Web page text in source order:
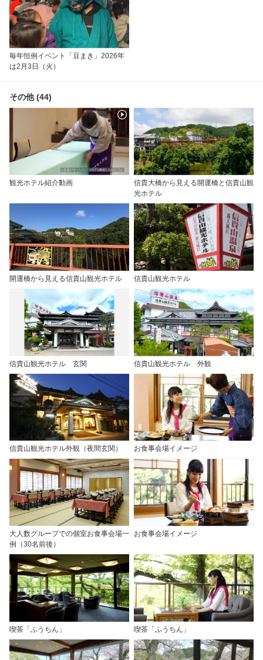
毎年恒例イベント「豆まき」2026年
は2月3日（火）
その他 (44)
観光ホテル紹介動画
信貴大橋から見える開運橋と信貴山観
光ホテル
開運橋から見える信貴山観光ホテル 信貴山観光ホテル
信貴山観光ホテル 玄関 信貴山観光ホテル 外観
信貴山観光ホテル外観（夜間玄関） お食事会場イメージ
大人数グループでの個室お食事会場一
例（30名前後）
お食事会場イメージ
喫茶「ふうちん」 喫茶「ふうちん」